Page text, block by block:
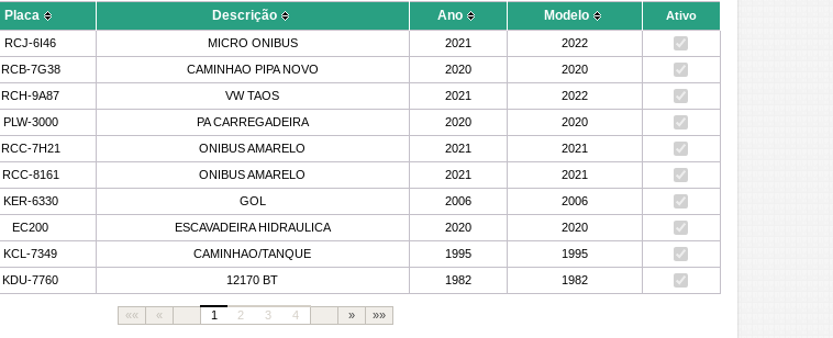
Placa Descrição Ano Modelo Ativo
RCJ-6I46 MICRO ONIBUS 2021
2022
RCB-7G38 CAMINHAO PIPA NOVO 2020
2020
RCH-9A87 VW TAOS 2021
2022
PLW-3000 PA CARREGADEIRA 2020
2020
RCC-7H21 ONIBUS AMARELO 2021
2021
RCC-8161 ONIBUS AMARELO 2021
2021
KER-6330 GOL 2006
2006
EC200 ESCAVADEIRA HIDRAULICA 2020
2020
KCL-7349 CAMINHAO/TANQUE 1995
1995
KDU-7760 12170 BT 1982 1982
«« « 1 2 3 4 » »»